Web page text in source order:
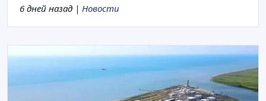
6 дней назад | Новости